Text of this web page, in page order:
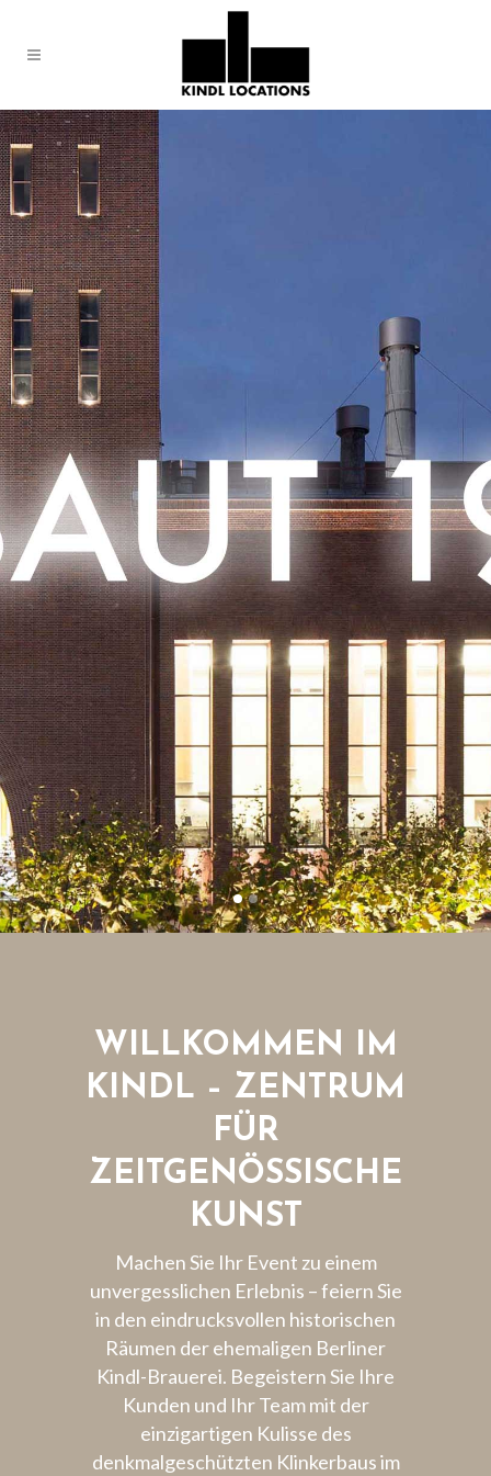
WILLKOMMEN IM
KINDL – ZENTRUM
FÜR
ZEITGENÖSSISCHE
KUNST
Machen Sie Ihr Event zu einem
unvergesslichen Erlebnis – feiern Sie
in den eindrucksvollen historischen
Räumen der ehemaligen Berliner
Kindl-Brauerei. Begeistern Sie Ihre
Kunden und Ihr Team mit der
einzigartigen Kulisse des
denkmalgeschützten Klinkerbaus im